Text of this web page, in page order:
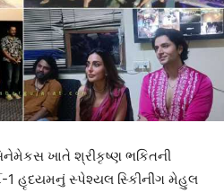
ખાતે શ્રીકૃષ્ણ ભકિતની
1 હૃદયમનું સ્પેશ્યલ સ્કિીનીંગ મેહુલ